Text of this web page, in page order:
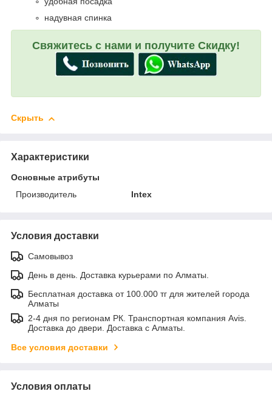
надувная спинка
Свяжитесь с нами и получите Скидку!
Скрыть
Характеристики
Основные атрибуты
Производитель
Intex
Условия доставки
Самовывоз
День в день. Доставка курьерами по Алматы.
Бесплатная доставка от 100.000 тг для жителей города
Алматы
2-4 дня по регионам РК. Транспортная компания Avis.
Доставка до двери. Доставка с Алматы.
Все условия доставки
Условия оплаты